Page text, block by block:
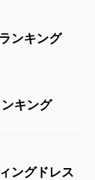
ンキング
キング
ングドレス